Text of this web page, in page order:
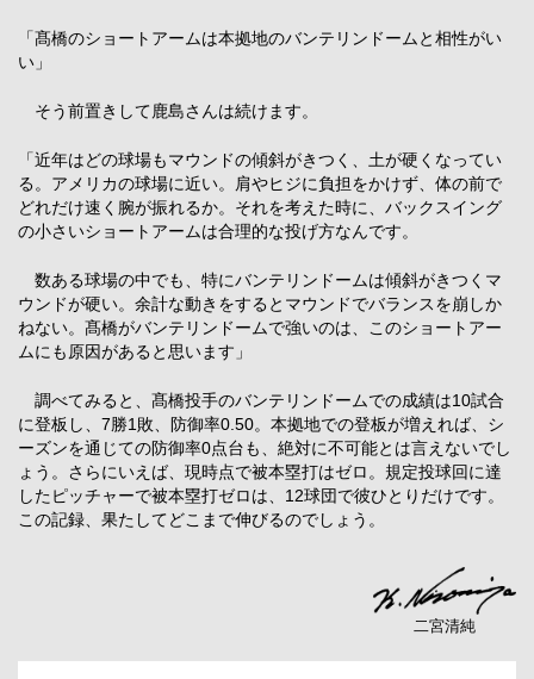
「髙橋のショートアームは本拠地のバンテリンドームと相性がい
い」
そう前置きして鹿島さんは続けます。
「近年はどの球場もマウンドの傾斜がきつく、土が硬くなってい
る。アメリカの球場に近い。肩やヒジに負担をかけず、体の前で
どれだけ速く腕が振れるか。それを考えた時に、バックスイング
の小さいショートアームは合理的な投げ方なんです。
数ある球場の中でも、特にバンテリンドームは傾斜がきつくマ
ウンドが硬い。余計な動きをするとマウンドでバランスを崩しか
ねない。髙橋がバンテリンドームで強いのは、このショートアー
ムにも原因があると思います」
調べてみると、髙橋投手のバンテリンドームでの成績は10試合
に登板し、7勝1敗、防御率0.50。本拠地での登板が増えれば、シ
ーズンを通じての防御率0点台も、絶対に不可能とは言えないでし
ょう。さらにいえば、現時点で被本塁打はゼロ。規定投球回に達
したピッチャーで被本塁打ゼロは、12球団で彼ひとりだけです。
この記録、果たしてどこまで伸びるのでしょう。
二宮清純